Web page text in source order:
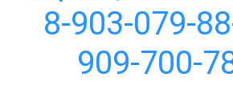
8-903-079-
909-700-